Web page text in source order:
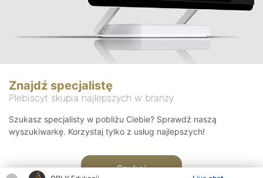
Znajdź specjalistę
Plebiscyt skupia najlepszych w branży
Szukasz specjalisty w pobliżu Ciebie? Sprawdź naszą
wyszukiwarkę. Korzystaj tylko z usług najlepszych!
Szukaj